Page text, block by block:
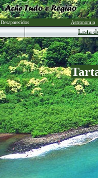
Desaparecidos Astronomia
Lista